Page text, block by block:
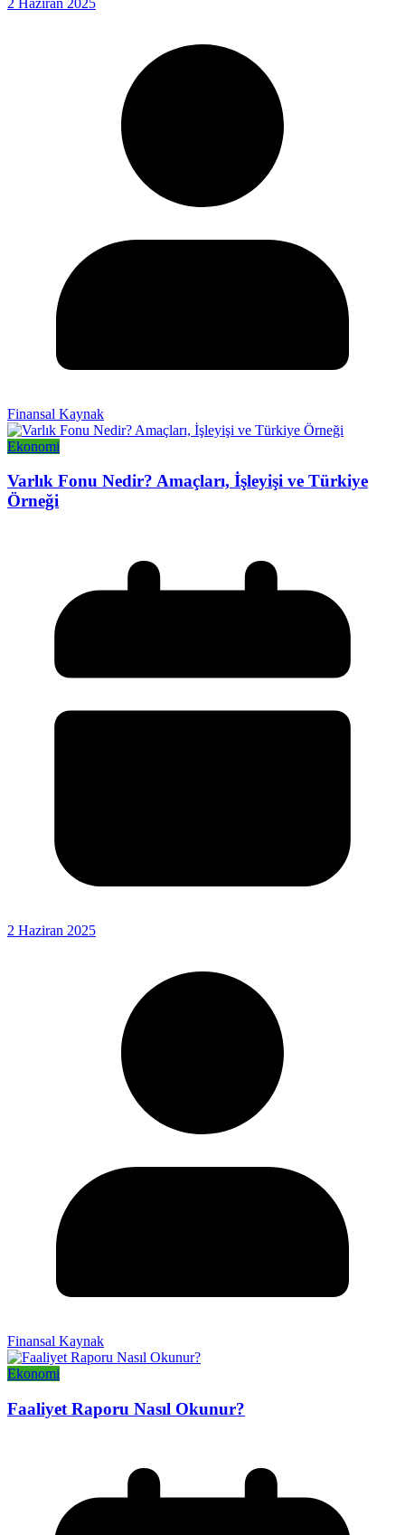
Finansal Kaynak
Ekonomi
Varlık Fonu Nedir? Amaçları, İşleyişi ve Türkiye
Örneği
2 Haziran 2025
Finansal Kaynak
Ekonomi
Faaliyet Raporu Nasıl Okunur?